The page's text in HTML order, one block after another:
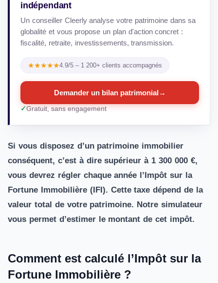
indépendant
Un conseiller Cleerly analyse votre patrimoine dans sa
globalité et vous propose un plan d'action concret :
fiscalité, retraite, investissements, transmission.
★★★★★4.9/5 – 1 200+ clients accompagnés
Demander un bilan patrimonial →
Gratuit, sans engagement
Si vous disposez d’un patrimoine immobilier
conséquent, c’est à dire supérieur à 1 300 000 €,
vous devrez régler chaque année l’Impôt sur la
Fortune Immobilière (IFI). Cette taxe dépend de la
valeur total de votre patrimoine. Notre simulateur
vous permet d’estimer le montant de cet impôt.
Comment est calculé l’Impôt sur la
Fortune Immobilière ?